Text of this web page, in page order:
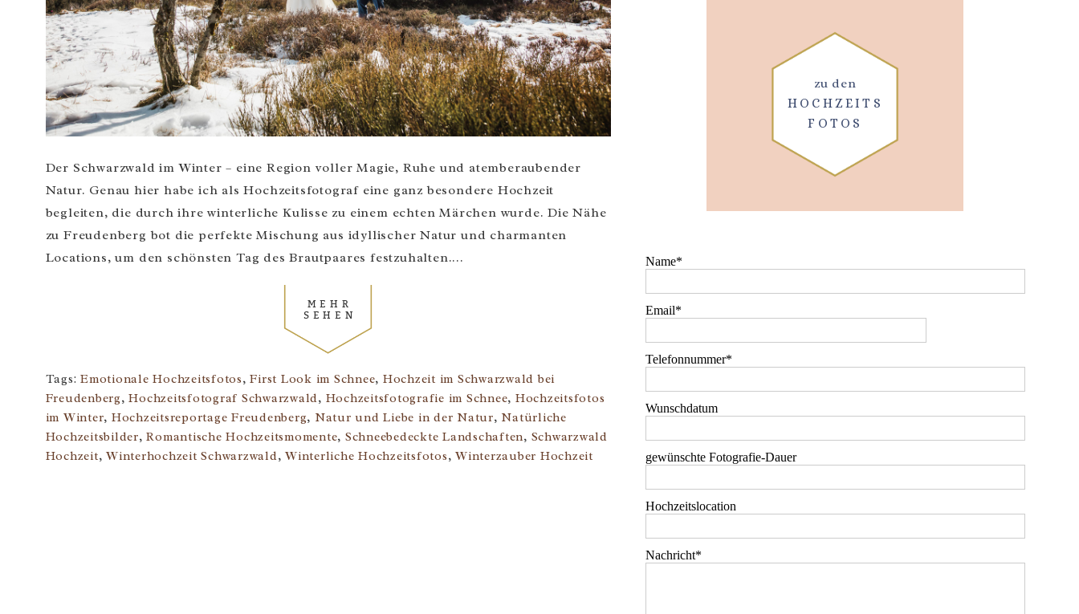
Der Schwarzwald im Winter – eine Region voller Magie, Ruhe und atemberaubender
Natur. Genau hier habe ich als Hochzeitsfotograf eine ganz besondere Hochzeit
begleiten, die durch ihre winterliche Kulisse zu einem echten Märchen wurde. Die Nähe
zu Freudenberg bot die perfekte Mischung aus idyllischer Natur und charmanten
Locations, um den schönsten Tag des Brautpaares festzuhalten....
MEHR
SEHEN
Tags:Emotionale Hochzeitsfotos,First Look im Schnee, Hochzeit im Schwarzwald bei
Freudenberg,Hochzeitsfotograf Schwarzwald, Hochzeitsfotografie im Schnee, Hochzeitsfotos
im Winter, Hochzeitsreportage Freudenberg, Natur und Liebe in der Natur, Natürliche
Hochzeitsbilder,Romantische Hochzeitsmomente, Schneebedeckte Landschaften, Schwarzwald
Hochzeit,Winterhochzeit Schwarzwald,Winterliche Hochzeitsfotos,Winterzauber Hochzeit
HOCHZEITS
FOTOS
zu den
Name
Email
Telefonnummer
Wunschdatum
gewünschte Fotografie-Dauer
Hochzeitslocation
Nachricht